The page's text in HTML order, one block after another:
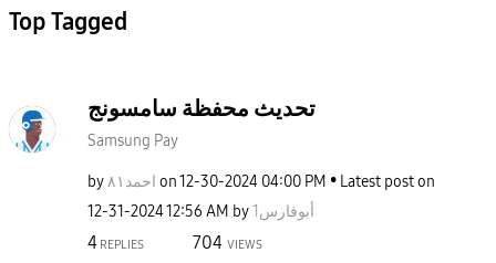
Top Tagged
تحديث محفظة سامسونج
Samsung Pay
by احمد٨١ on‎12-30-2024 04:00 PM
Latest post on
‎12-31-202412:56 AM by أبوفارس1
4 REPLIES 704 VIEWS